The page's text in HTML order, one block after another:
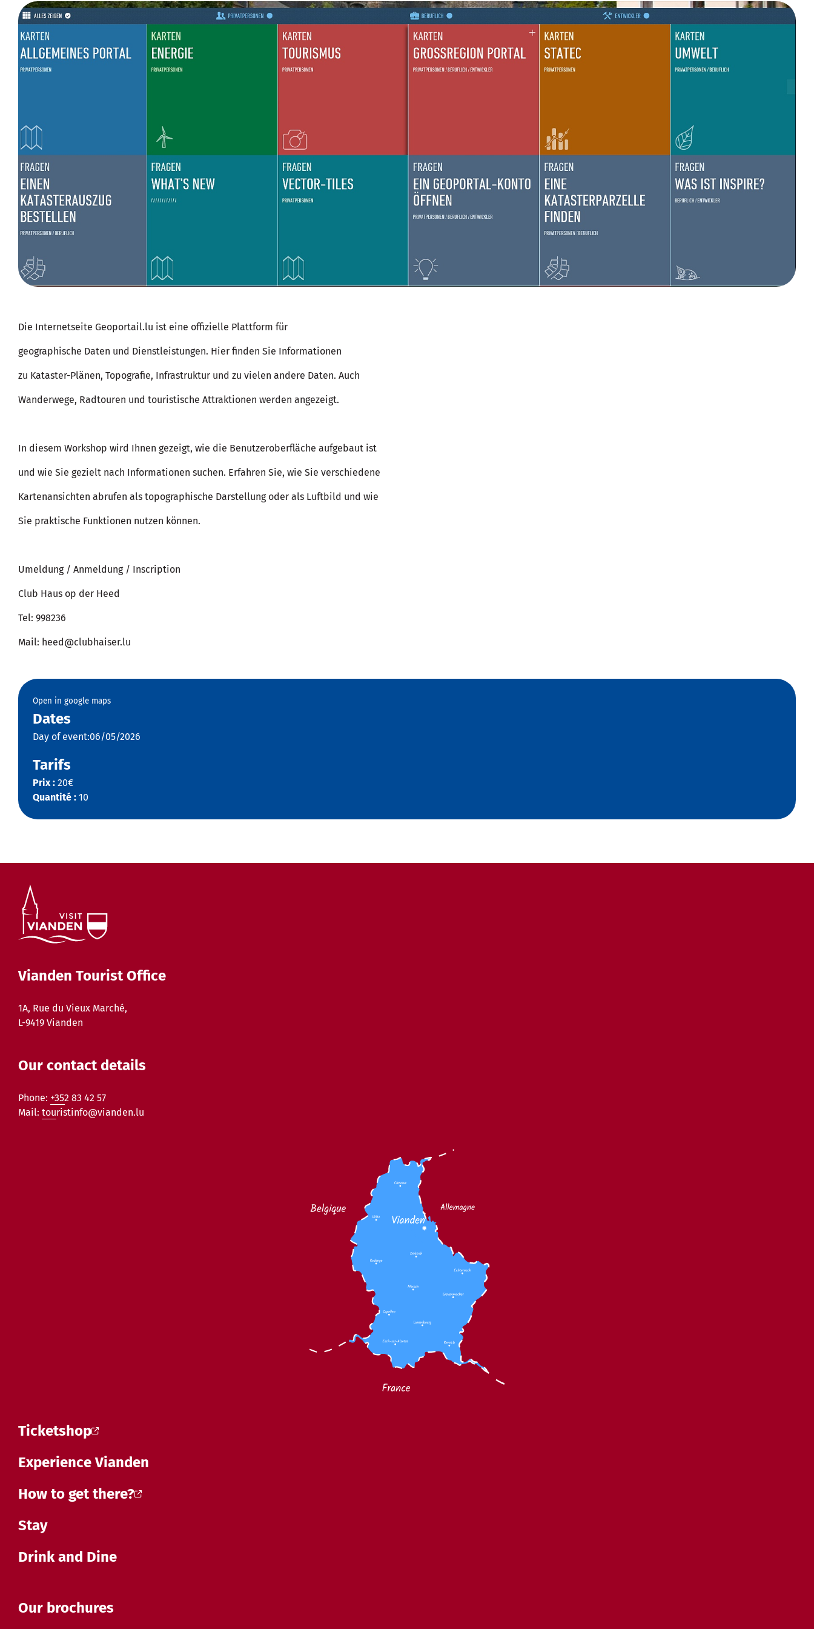
Die Internetseite Geoportail.lu ist eine offizielle Plattform für
geographische Daten und Dienstleistungen. Hier finden Sie Informationen
zu Kataster-Plänen, Topografie, Infrastruktur und zu vielen andere Daten. Auch
Wanderwege, Radtouren und touristische Attraktionen werden angezeigt.
In diesem Workshop wird Ihnen gezeigt, wie die Benutzeroberfläche aufgebaut ist
und wie Sie gezielt nach Informationen suchen. Erfahren Sie, wie Sie verschiedene
Kartenansichten abrufen als topographische Darstellung oder als Luftbild und wie
Sie praktische Funktionen nutzen können.
Umeldung / Anmeldung / Inscription
Club Haus op der Heed
Tel: 998236
Mail: heed@clubhaiser.lu
Open in google maps
Dates
Day of event:06/05/2026
Tarifs
Prix : 20€
Quantité : 10
Vianden Tourist Office
1A, Rue du Vieux Marché,
L-9419 Vianden
Our contact details
Phone: +352 83 42 57
Mail: touristinfo@vianden.lu
Ticketshop
Experience Vianden
How to get there?
Stay
Drink and Dine
Our brochures